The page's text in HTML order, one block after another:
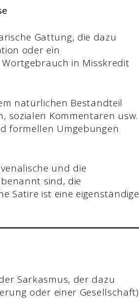
Gattung, die dazu
oder ein
in Misskredit
natürlichen Bestandteil
sozialen Kommentaren usw.
formellen Umgebungen
und die
sind, die
Satire ist eine eigenständige
Sarkasmus, der dazu
oder einer Gesellschaft)